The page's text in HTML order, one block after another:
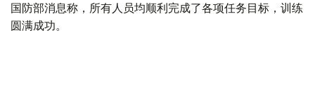
国防部消息称，所有人员均顺利完成了各项任务目标，训练
圆满成功。